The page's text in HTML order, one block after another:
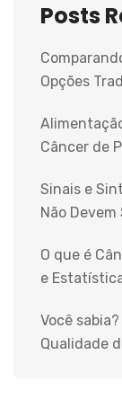
Posts
Opções
Câncer de
Sinais e
Não
O que é
e
Você
Qualidade